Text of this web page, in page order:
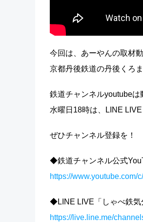
今回は、あーやんの取材動
京都丹後鉄道の丹後くろ
鉄道チャンネルyoutubeは
水曜日18時は、LINE
ぜひチャンネル登録を！
◆鉄道チャンネル公式
https://www.youtube.com/
◆LINE LIVE「しゃべ鉄気
https://live.line.me/